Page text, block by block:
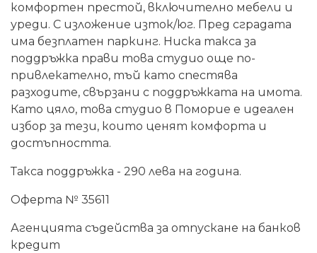
комфортен престой, включително мебели и
уреди. С изложение изток/юг. Пред сградата
има безплатен паркинг. Ниска такса за
поддръжка прави това студио още по-
привлекателно, тъй като спестява
разходите, свързани с поддръжката на имота.
Като цяло, това студио в Поморие е идеален
избор за тези, които ценят комфорта и
достъпността.
Такса поддръжка - 290 лева на година.
Оферта № 35611
Агенцията съдейства за отпускане на банков
кредит